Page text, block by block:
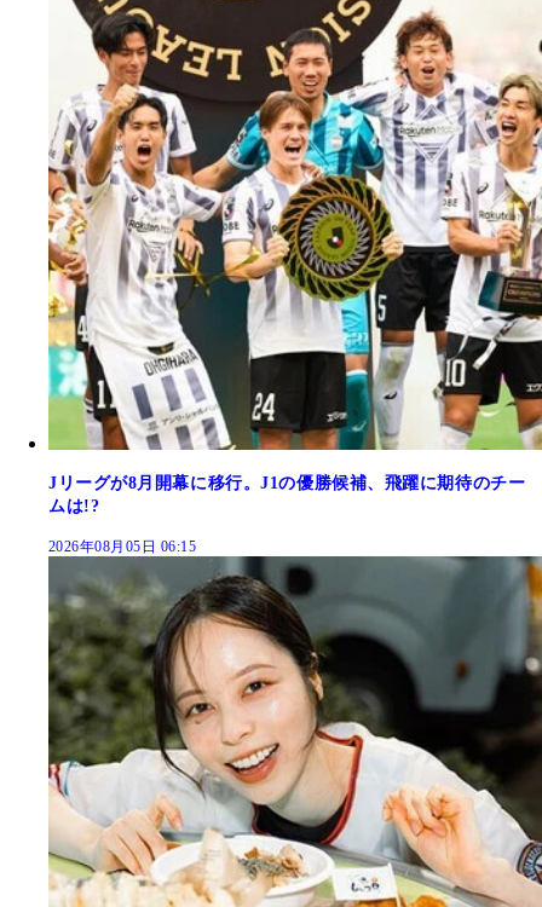
Jリーグが8月開幕に移行。J1の優勝候補、飛躍に期待のチー
ムは!?
2026年08月05日 06:15